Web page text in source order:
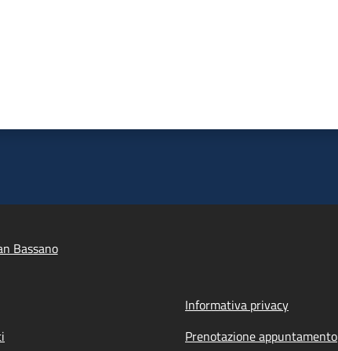
Bassano
Informativa privacy
Prenotazione appuntamento